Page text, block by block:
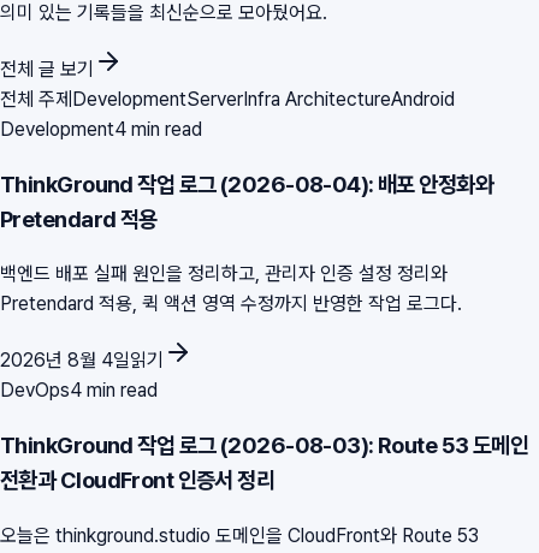
의미 있는 기록들을 최신순으로 모아뒀어요.
전체 글 보기
전체 주제DevelopmentServerInfra ArchitectureAndroid
Development4 min read
ThinkGround 작업 로그 (2026-08-04): 배포 안정화와
Pretendard 적용
백엔드 배포 실패 원인을 정리하고, 관리자 인증 설정 정리와
Pretendard 적용, 퀵 액션 영역 수정까지 반영한 작업 로그다.
2026년 8월 4일읽기
DevOps4 min read
ThinkGround 작업 로그 (2026-08-03): Route 53 도메인
전환과 CloudFront 인증서 정리
오늘은 thinkground.studio 도메인을 CloudFront와 Route 53